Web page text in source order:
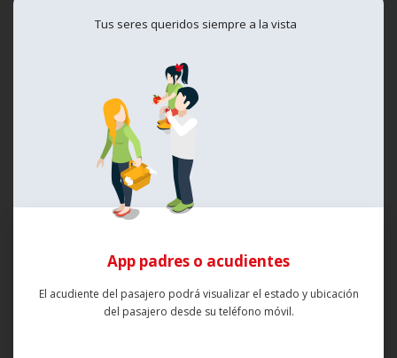
Tus seres queridos siempre a la vista
App padres o acudientes
El acudiente del pasajero podrá visualizar el estado y ubicación
del pasajero desde su teléfono móvil.